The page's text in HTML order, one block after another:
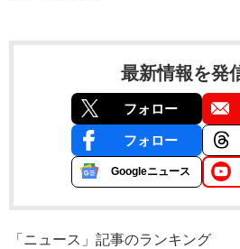
最新情報を発
フォロー
フォロー
Googleニュース
「ニュース」記事のランキング